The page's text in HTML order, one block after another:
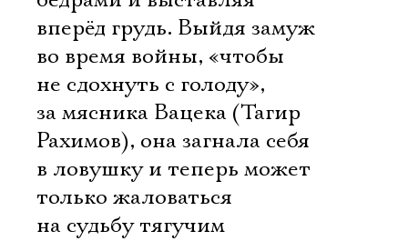
вперёд грудь. Выйдя замуж
во время войны, «чтобы
не сдохнуть с голоду»,
за мясника Вацека (Тагир
Рахимов), она загнала себя
в ловушку и теперь может
только жаловаться
на судьбу тягучим